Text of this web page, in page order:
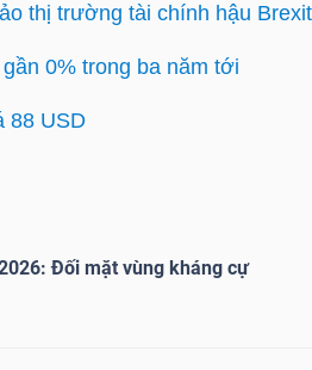
thị trường tài chính hậu Brexit
0% trong ba năm tới
88 USD
Đối mặt vùng kháng cự